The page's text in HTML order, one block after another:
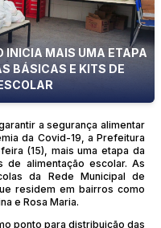
INICIA MAIS UMA ETAPA
BÁSICAS E KITS DE
a segurança alimentar
da Covid-19, a Prefeitura
(15), mais uma etapa da
alimentação escolar. As
da Rede Municipal de
residem em bairros como
e Rosa Maria.
ponto para distribuição das